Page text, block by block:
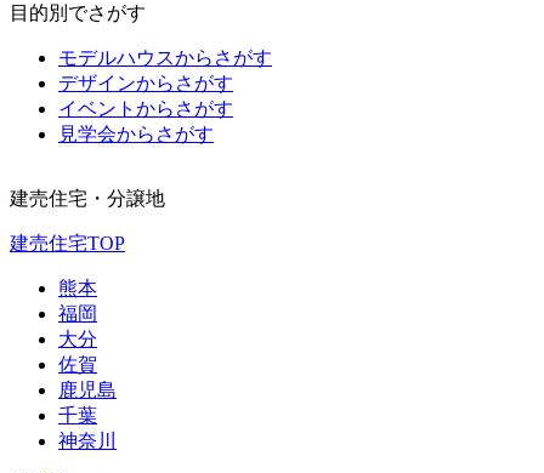
目的別でさがす
モデルハウスからさがす
デザインからさがす
イベントからさがす
見学会からさがす
建売住宅・分譲地
建売住宅TOP
熊本
福岡
大分
佐賀
鹿児島
千葉
神奈川